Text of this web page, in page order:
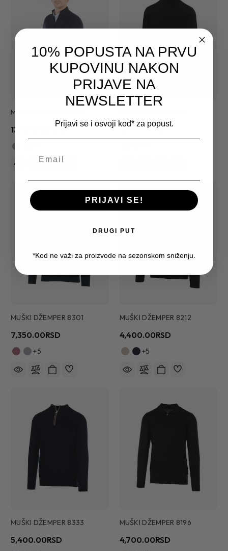
MUŠKI DŽEMPER 8381 F
13,700.00RSD 3,760.00RSD
MUŠKI DŽEMPER 8301
7,350.00RSD
+5
MUŠKI DŽEMPER 8212
4,400.00RSD
+5
MUŠKI DŽEMPER 8333
5,400.00RSD
MUŠKI DŽEMPER 8196
4,700.00RSD
10% POPUSTA NA PRVU
KUPOVINU NAKON
PRIJAVE NA
NEWSLETTER
Prijavi se i osvoji kod* za popust.
PRIJAVI SE!
DRUGI PUT
*Kod ne važi za proizvode na sezonskom sniženju.